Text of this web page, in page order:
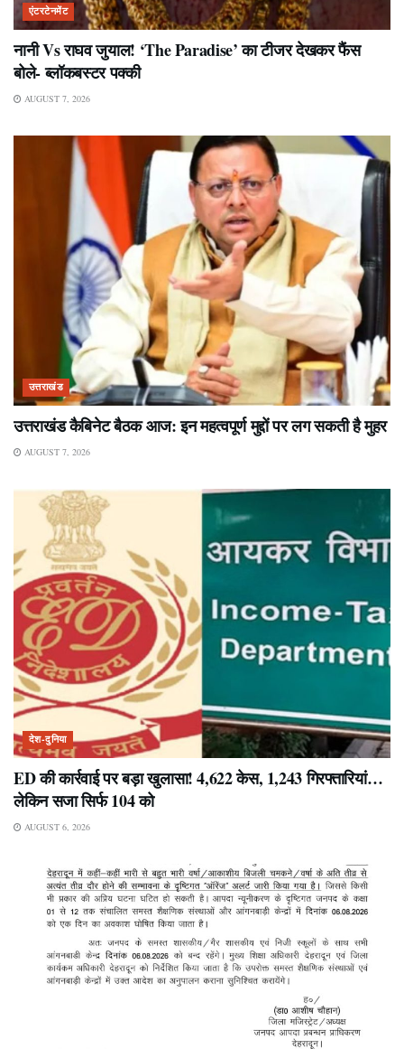
एंटरटेनमेंट
नानी Vs राघव जुयाल! ‘The Paradise’ का टीजर देखकर फैंस
बोले- ब्लॉकबस्टर पक्की
AUGUST 7, 2026
उत्तराखंड
उत्तराखंड कैबिनेट बैठक आज: इन महत्वपूर्ण मुद्दों पर लग सकती है मुहर
AUGUST 7, 2026
देश-दुनिया
ED की कार्रवाई पर बड़ा खुलासा! 4,622 केस, 1,243 गिरफ्तारियां…
लेकिन सजा सिर्फ 104 को
AUGUST 6, 2026